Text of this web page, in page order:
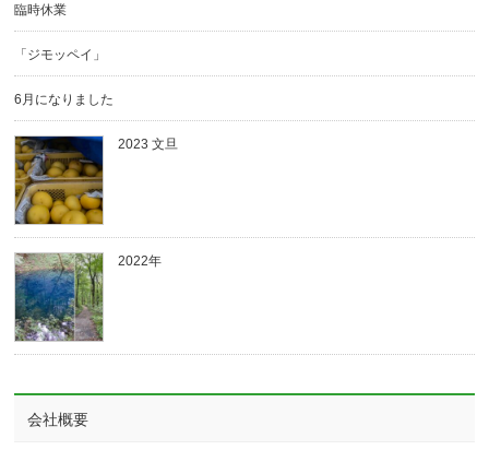
臨時休業
「ジモッペイ」
6月になりました
2023 文旦
2022年
会社概要